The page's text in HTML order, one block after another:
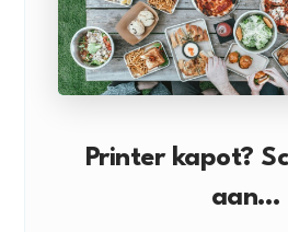
Printer kapot?
aan…